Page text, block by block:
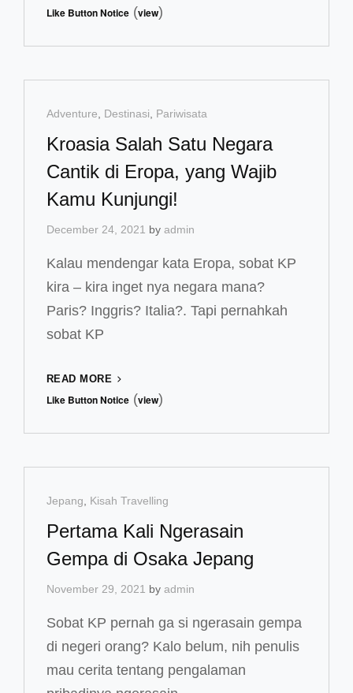
LIST
AUTUMN
Like Button Notice (view)
Cat
Links
Adventure Destinasi Pariwisata
Kroasia Salah Satu Negara
Cantik di Eropa, yang Wajib
Kamu Kunjungi!
December 24, 2021 by admin
Kalau mendengar kata Eropa, sobat KP
kira – kira inget nya negara mana?
Paris? Inggris? Italia?. Tapi pernahkah
sobat KP
READ MORE
SALAH
YANG
KAMU
KUNJUNGI!
Like Button Notice (view)
Cat
Links
Jepang Kisah Travelling
Pertama Kali Ngerasain
Gempa di Osaka Jepang
November 29, 2021 by admin
Sobat KP pernah ga si ngerasain gempa
di negeri orang? Kalo belum, nih penulis
mau cerita tentang pengalaman